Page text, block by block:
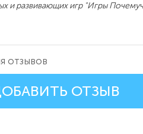
и развивающих игр "Игры
отзывов
ОТЗЫВ